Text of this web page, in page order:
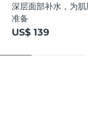
深层面部补水，为
准备
US$ 139